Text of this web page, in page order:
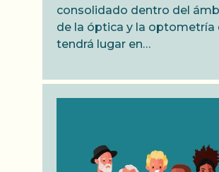
consolidado dentro del
de la óptica y la optometría
tendrá lugar en…